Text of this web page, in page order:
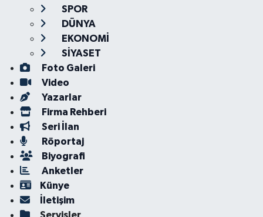
SPOR
DÜNYA
EKONOMİ
SİYASET
Foto Galeri
Video
Yazarlar
Firma Rehberi
Seri İlan
Röportaj
Biyografi
Anketler
Künye
İletişim
Servisler